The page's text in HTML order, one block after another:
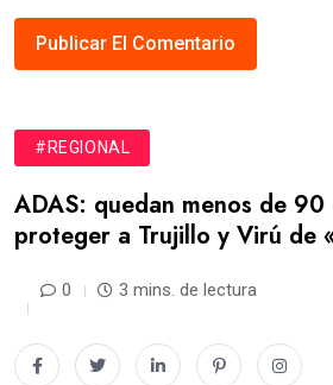
#REGIONAL
ADAS: quedan menos de 90
proteger a Trujillo y Virú de
0 3 mins. de lectura